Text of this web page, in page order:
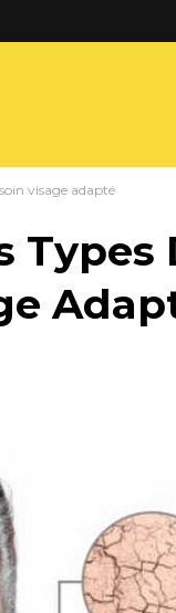
visage adapté
Types